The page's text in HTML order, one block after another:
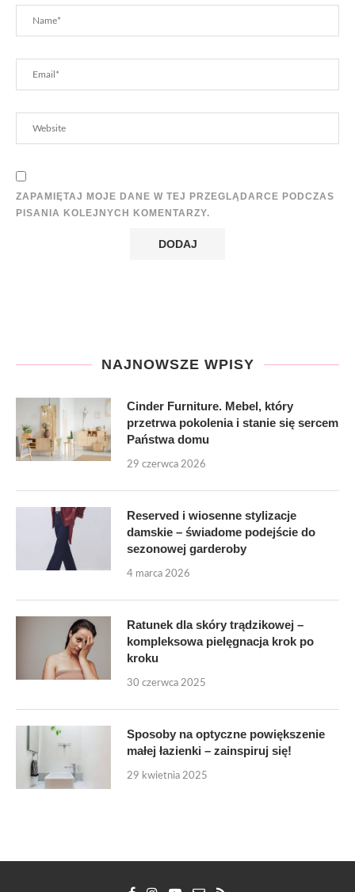
ZAPAMIĘTAJ MOJE DANE W TEJ PRZEGLĄDARCE PODCZAS
PISANIA KOLEJNYCH KOMENTARZY.
NAJNOWSZE WPISY
Cinder Furniture. Mebel, który
przetrwa pokolenia i stanie się sercem
Państwa domu
29 czerwca 2026
Reserved i wiosenne stylizacje
damskie – świadome podejście do
sezonowej garderoby
4 marca 2026
Ratunek dla skóry trądzikowej –
kompleksowa pielęgnacja krok po
kroku
30 czerwca 2025
Sposoby na optyczne powiększenie
małej łazienki – zainspiruj się!
29 kwietnia 2025